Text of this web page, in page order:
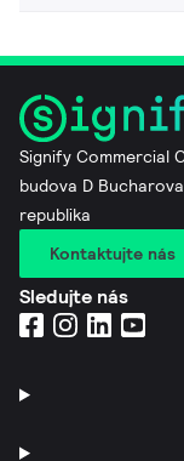
Signify Commercial
budova D
republika
Kontaktujte nás
Sledujte nás